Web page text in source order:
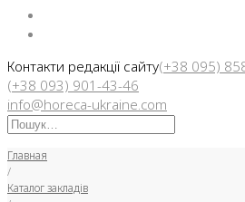
Контакти редакції сайту(+38 095)
(+38 093) 901-43-46
info@horeca-ukraine.com
Искать:
Главная
/
Каталог закладів